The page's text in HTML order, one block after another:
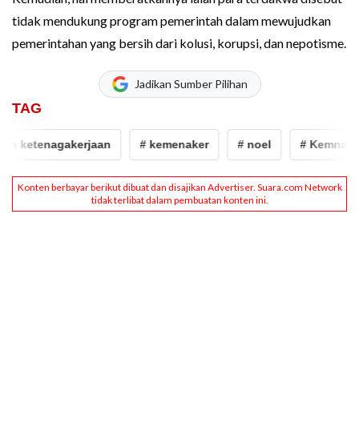
tidak mendukung program pemerintah dalam mewujudkan
pemerintahan yang bersih dari kolusi, korupsi, dan nepotisme.
Jadikan Sumber Pilihan
TAG
ketenagakerjaan # kemenaker # noel # Kemnaker